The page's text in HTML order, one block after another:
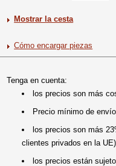
Mostrar la cesta
Cómo encargar piezas
Tenga en cuenta:
los precios son más
Precio mínimo de
los precios son más
clientes privados en la
los precios están